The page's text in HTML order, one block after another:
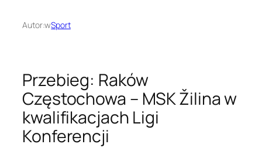
Autor:wSport
Przebieg: Raków
Częstochowa – MSK Žilina w
kwalifikacjach Ligi
Konferencji